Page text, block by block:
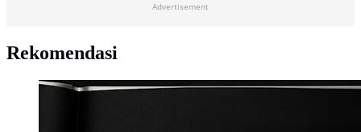
Advertisement
Rekomendasi